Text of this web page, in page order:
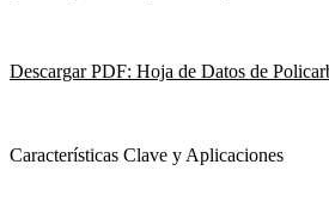
Descargar PDF: Hoja de Datos de
Características Clave y Aplicaciones